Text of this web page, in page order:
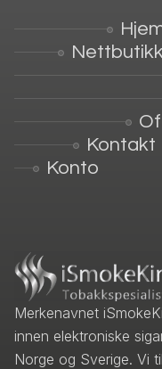
Kontakt
Konto
Merkenavnet
innen elektroniske
Norge og Sverige. Vi